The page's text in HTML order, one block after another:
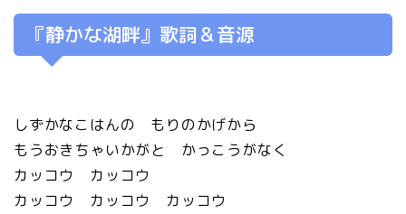
『静かな湖畔』歌詞＆音源
しずかなこはんの もりのかげから
もうおきちゃいかがと かっこうがなく
カッコウ カッコウ
カッコウ カッコウ カッコウ